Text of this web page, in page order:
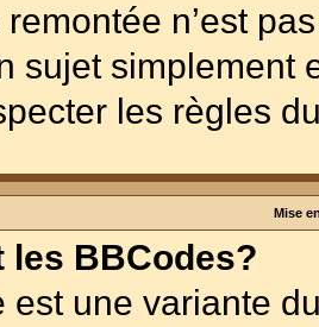
n’est
sujet simplement
les règles
Mise
les BBCodes?
est une variante